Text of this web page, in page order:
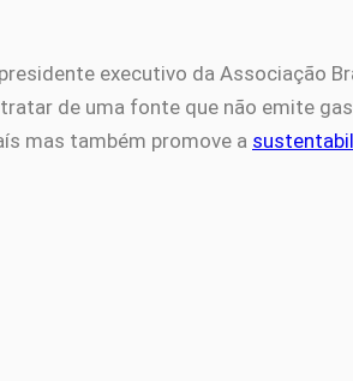
executivo da Associação
de uma fonte que não emite
mas também promove a